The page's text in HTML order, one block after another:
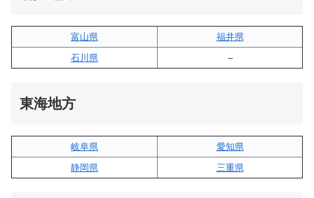
富山県
福井県
石川県
–
東海地方
岐阜県
愛知県
静岡県
三重県